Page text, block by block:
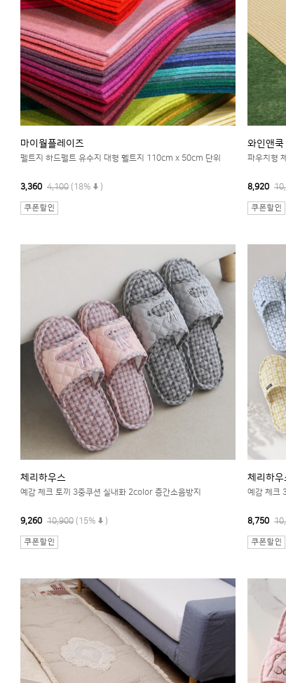
마이월플레이즈
펠트지 하드펠트 유수지 대형 휄트지 110cm x 50cm 단위
3,360 4,100 (18% )
와인앤쿡
파우치형
8,920
체리하우스
예감 체크 토끼 3중쿠션 실내화 2color 층간소음방지
9,260 10,900 (15% )
체리하우
예감 체크
8,750